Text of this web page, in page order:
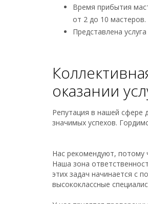
Время прибытия
от 2 до 10 мастеров.
Представлена
оказании
Репутация в нашей сфере
значимых успехов.
Нас рекомендуют, потому
Наша зона
этих задач начинается с
высококлассные